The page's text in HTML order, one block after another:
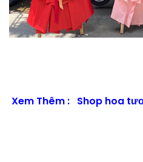
Xem Thêm : Shop hoa